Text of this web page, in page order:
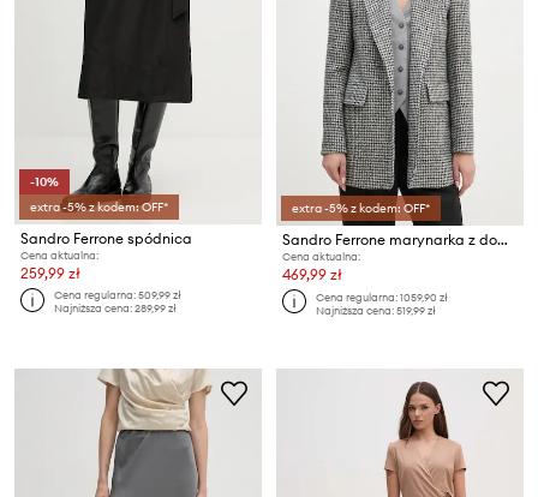
-10%
extra -5% z kodem: OFF*
Sandro Ferrone spódnica
Cena aktualna:
259,99 zł
Cena regularna:509,99 zł
Najniższa cena:289,99 zł
extra -5% z kodem: OFF*
Sandro Ferrone marynarka z domieszką wełny
Cena aktualna:
469,99 zł
Cena regularna:1059,90 zł
Najniższa cena:519,99 zł